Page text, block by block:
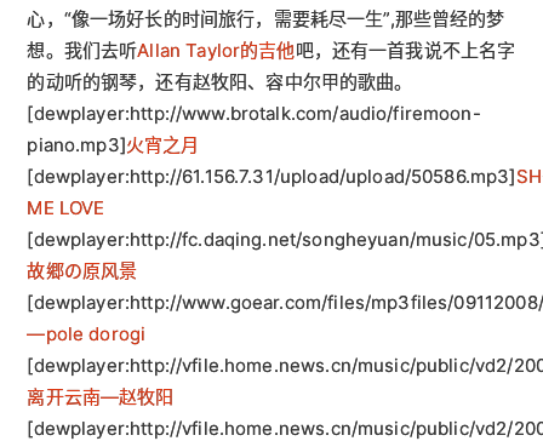
心，“像一场好长的时间旅行，需要耗尽一生”,那些曾经的梦
想。我们去听Allan Taylor的吉他吧，还有一首我说不上名字
的动听的钢琴，还有赵牧阳、容中尔甲的歌曲。
[dewplayer:http://www.brotalk.com/audio/firemoon-
piano.mp3]火宵之月
[dewplayer:http://61.156.7.31/upload/upload/50586.mp3]
ME LOVE
[dewplayer:http://fc.daqing.net/songheyuan/music/
故郷の原风景
[dewplayer:http://www.goear.com/files/mp3files/
—pole dorogi
[dewplayer:http://vfile.home.news.cn/music/public/vd2/
离开云南—赵牧阳
[dewplayer:http://vfile.home.news.cn/music/public/vd2/